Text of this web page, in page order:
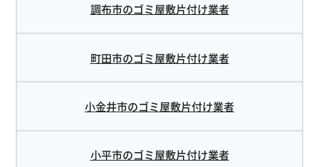
調布市のゴミ屋敷片付け業者
町田市のゴミ屋敷片付け業者
小金井市のゴミ屋敷片付け業者
小平市のゴミ屋敷片付け業者